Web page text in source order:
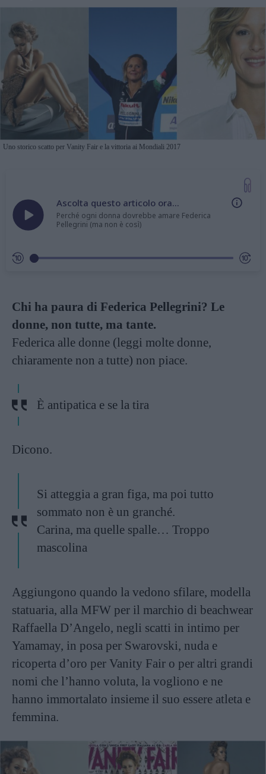
Uno storico scatto per Vanity Fair e la vittoria ai Mondiali 2017
Ascolta questo articolo ora...
Perché ogni donna dovrebbe amare Federica
Pellegrini (ma non è così)
Chi ha paura di Federica Pellegrini? Le
donne, non tutte, ma tante.
Federica alle donne (leggi molte donne,
chiaramente non a tutte) non piace.
È antipatica e se la tira
Dicono.
Si atteggia a gran figa, ma poi tutto
sommato non è un granché.
Carina, ma quelle spalle… Troppo
mascolina
Aggiungono quando la vedono sfilare, modella
statuaria, alla MFW per il marchio di beachwear
Raffaella D’Angelo, negli scatti in intimo per
Yamamay, in posa per Swarovski, nuda e
ricoperta d’oro per Vanity Fair o per altri grandi
nomi che l’hanno voluta, la vogliono e ne
hanno immortalato insieme il suo essere atleta e
femmina.